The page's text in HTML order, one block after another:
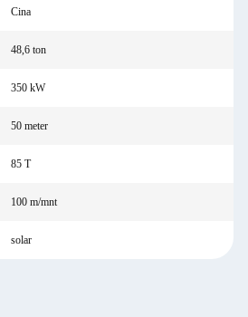
Cina
48,6 ton
350 kW
50 meter
85 T
100 m/mnt
solar